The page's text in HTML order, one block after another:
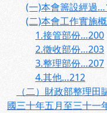
(一)本會籌設經過
(二)本會工作實施
1.接管部份…200
2.徵收部份…203
3.整理部份…207
4.其他…212
（二）財政部整理
國三十年五月至三十一